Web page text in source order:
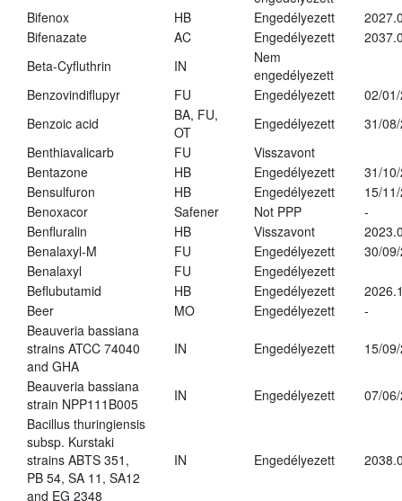
Bifenox
HB Engedélyezett
Bifenazate
AC Engedélyezett
Beta-Cyfluthrin
IN
Nem
engedélyezett
Benzovindiflupyr
FU Engedélyezett
02/
Benzoic acid
BA, FU,
OT
Engedélyezett
31/
Benthiavalicarb
FU
Visszavont
Bentazone
HB Engedélyezett
31/
Bensulfuron
HB Engedélyezett
15/
Benoxacor
Safener Not PPP
-
Benfluralin
HB Visszavont
Benalaxyl-M
FU Engedélyezett
30/
Benalaxyl
FU
Engedélyezett
Beflubutamid
HB Engedélyezett
Beer
MO Engedélyezett
-
Beauveria bassiana
strains ATCC 74040
and GHA
IN Engedélyezett 15/
Beauveria bassiana
strain NPP111B005
IN Engedélyezett
07/
Bacillus thuringiensis
subsp. Kurstaki
strains ABTS 351,
PB 54, SA 11, SA12
and EG 2348
IN Engedélyezett